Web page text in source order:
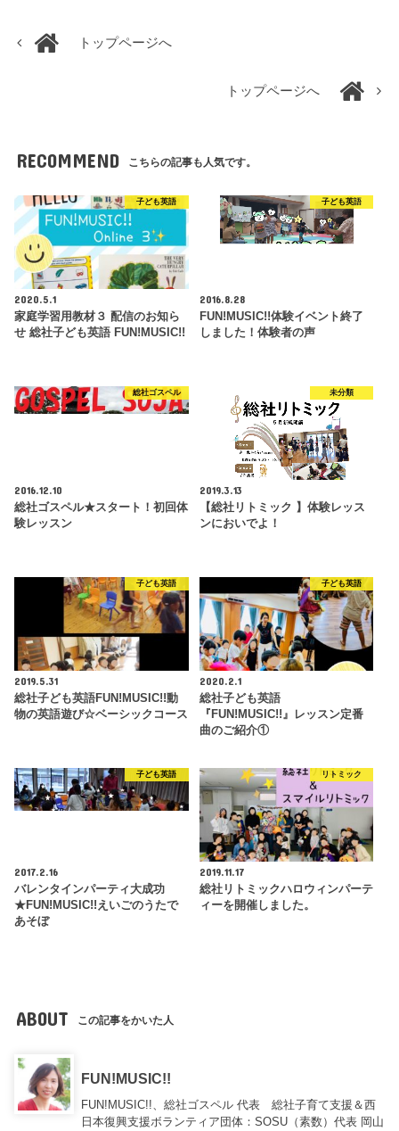
トップページへ
トップページへ
RECOMMEND こちらの記事も人気です。
子ども英語
2020.5.1
家庭学習用教材３ 配信のお知ら
せ 総社子ども英語 FUN!MUSIC!!
子ども英語
2016.8.28
FUN!MUSIC!!体験イベント終了
しました！体験者の声
総社ゴスペル
2016.12.10
総社ゴスペル★スタート！初回体
験レッスン
未分類
2019.3.13
【総社リトミック 】体験レッス
ンにおいでよ！
子ども英語
2019.5.31
総社子ども英語FUN!MUSIC!!動
物の英語遊び☆ベーシックコース
子ども英語
2020.2.1
総社子ども英語
『FUN!MUSIC!!』レッスン定番
曲のご紹介①
子ども英語
2017.2.16
バレンタインパーティ大成功
★FUN!MUSIC!!えいごのうたで
あそぼ
リトミック
2019.11.17
総社リトミックハロウィンパーテ
ィーを開催しました。
ABOUT この記事をかいた人
FUN!MUSIC!!
FUN!MUSIC!!、総社ゴスペル 代表 総社子育て支援＆西
日本復興支援ボランティア団体：SOSU（素数）代表 岡山